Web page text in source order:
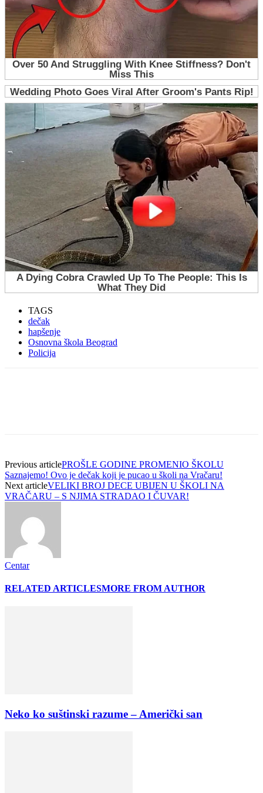
TAGS
dečak
hapšenje
Osnovna škola Beograd
Policija
Previous articlePROŠLE GODINE PROMENIO ŠKOLU
Saznajemo! Ovo je dečak koji je pucao u školi na Vračaru!
Next articleVELIKI BROJ DECE UBIJEN U ŠKOLI NA
VRAČARU – S NJIMA STRADAO I ČUVAR!
Centar
RELATED ARTICLESMORE FROM AUTHOR
Neko ko suštinski razume – Američki san